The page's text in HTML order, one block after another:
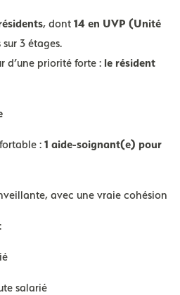
, dont 14 en UVP (Unité
3 étages.
d’une priorité forte : le résident
: 1 aide-soignant(e) pour
avec une vraie cohésion
salarié